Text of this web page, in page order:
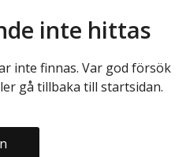
inte hittas
inte finnas. Var god försök
gå tillbaka till startsidan.